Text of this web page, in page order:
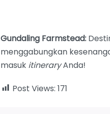
Gundaling Farmstead:
menggabungkan
masuk itineraryAnda!
Post Views: 171